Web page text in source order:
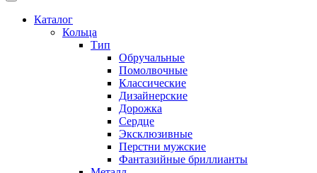
Каталог
Кольца
Тип
Обручальные
Помолвочные
Классические
Дизайнерские
Дорожка
Сердце
Эксклюзивные
Перстни мужские
Фантазийные бриллианты